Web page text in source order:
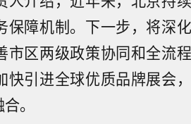
保障机制。下一步，将深
市区两级政策协同和全流
引进全球优质品牌展会
。